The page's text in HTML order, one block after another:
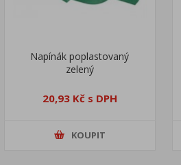
Napínák poplastovaný
zelený
20,93 Kč s DPH
KOUPIT